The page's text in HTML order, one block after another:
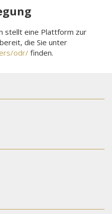
stellt eine Plattform zur
die Sie unter
odr/ finden.